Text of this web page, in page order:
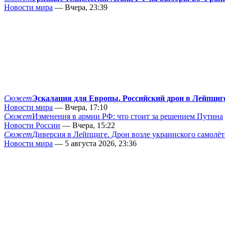
Новости мира — Вчера, 23:39
СюжетЭскалация для Европы. Российский дрон в
Новости мира — Вчера, 17:10
СюжетИзменения в армии РФ: что стоит за решением Путина
Новости России — Вчера, 15:22
СюжетДиверсия в Лейпциге. Дрон возле украинского
Новости мира — 5 августа 2026, 23:36